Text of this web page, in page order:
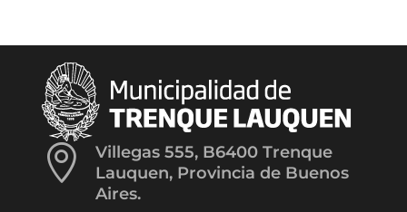

Villegas 555, B6400 Trenque
Lauquen, Provincia de Buenos
Aires.